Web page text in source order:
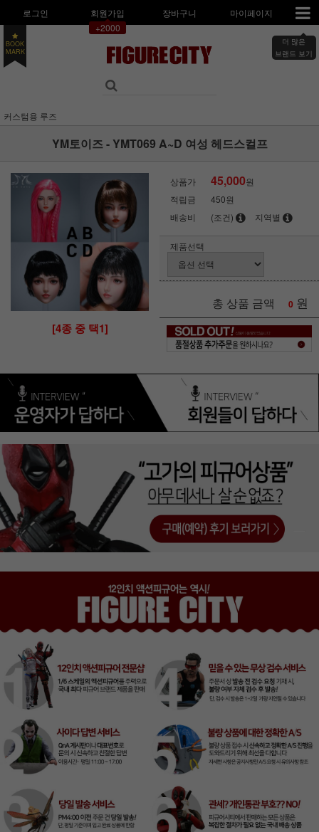
로그인
회원가입
+2000
장바구니 마이페이지
더 많은
브랜드 보기
BOOK
MARK
커스텀용 루즈
YM토이즈 - YMT069 A~D 여성 헤드스컬프
[4종 중 택1]
상품가 45,000원
적립금
450원
배송비
(조건) 지역별
제품선택
총 상품 금액 0 원